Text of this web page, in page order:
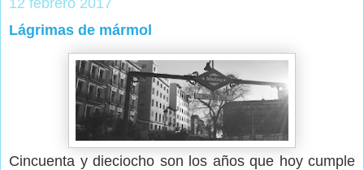
Lágrimas de mármol
Cincuenta y dieciocho son los años que hoy cumple